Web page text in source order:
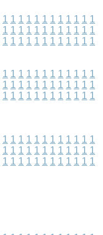
1 1 1 1 1 1 1 1 1 1 1 1
1 1 1 1 1 1 1 1 1 1 1 1
1 1 1 1 1 1 1 1 1 1 1 1
1 1 1 1 1 1 1 1 1 1 1 1
1 1 1 1 1 1 1 1 1 1 1 1
1 1 1 1 1 1 1 1 1 1 1 1
1 1 1 1 1 1 1 1 1 1 1 1
1 1 1 1 1 1 1 1 1 1 1 1
1 1 1 1 1 1 1 1 1 1 1 1